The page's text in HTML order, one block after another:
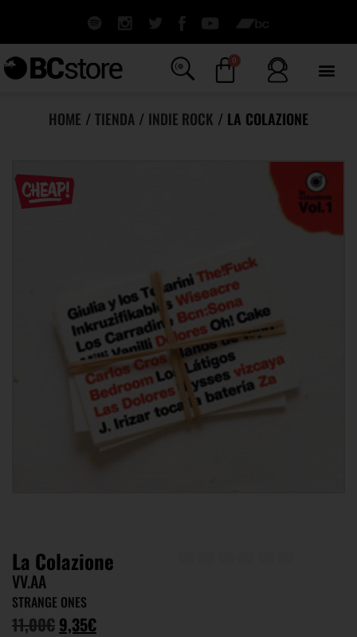
0
HOME / TIENDA / INDIE ROCK / LA COLAZIONE
La Colazione
VV.AA
STRANGE ONES
11,00€ 9,35€